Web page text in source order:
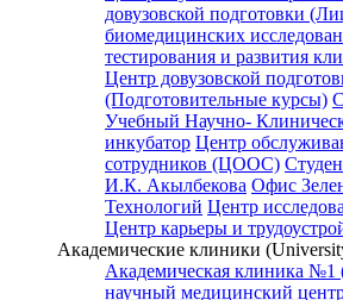
довузовской подготовки
биомедицинских
тестирования и развития
Центр довузовской
(Подготовительные курсы)
Учебный Научно-
инкубатор Центр
сотрудников (ЦООС)
И.К. Акылбекова Офис
Технологий Центр
Центр карьеры и
Академические клиники
Академическая клиника №1
научный медицинский